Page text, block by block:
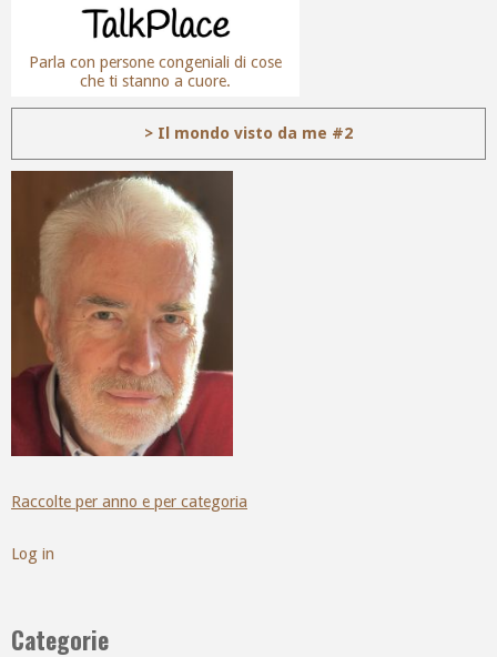
Parla con persone congeniali di cose
che ti stanno a cuore.
> Il mondo visto da me #2
Raccolte per anno e per categoria
Log in
Categorie